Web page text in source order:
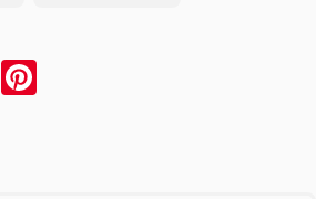
E
m